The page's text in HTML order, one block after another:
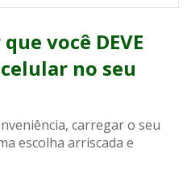
você DEVE
no seu
carregar o seu
escolha arriscada e